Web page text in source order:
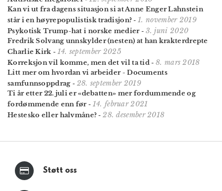
Kan vi ut fra dagens situasjon si at Anne Enger Lahnstein
står i en høyrepopulistisk tradisjon? - 1. november 2019
Psykotisk Trump-hat i norske medier- 3. juni 2020
Fredrik Solvang unnskylder (nesten) at han krakterdrepte
Charlie Kirk - 14. september 2025
Korreksjon vil komme, men det vil ta tid - 8. mars 2018
Litt mer om hvordan vi arbeider - Documents
samfunnsoppdrag - 28. september 2019
Ti år etter 22. juli er «debatten» mer fordummende og
fordømmende enn før- 14. februar 2021
Hestesko eller halvmåne? - 28. desember 2018
Støtt oss